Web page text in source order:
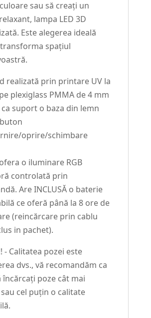
sau să creați un
lampa LED 3D
Este alegerea ideală
spațiul
realizată prin printare UV la
plexiglass PMMA de 4 mm
ca suport o baza din lemn
oprire/schimbare
o iluminare RGB
controlată prin
Are INCLUSĂ o baterie
ce oferă până la 8 ore de
(reincărcare prin cablu
in pachet).
- Calitatea pozei este
dvs., vă recomandăm ca
încărcați poze cât mai
cel puțin o calitate